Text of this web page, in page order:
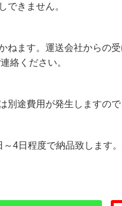
できません。
ねます。運送会社からの
絡ください。
途費用が発生しますので
4日程度で納品致します